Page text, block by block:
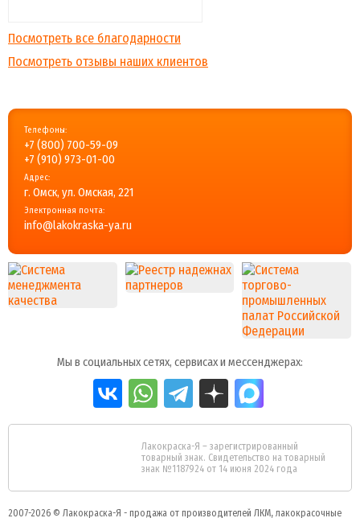
Посмотреть все благодарности
Посмотреть отзывы наших клиентов
Телефоны:
+7 (800) 700-59-09
+7 (910) 973-01-00
Адрес:
г. Омск, ул. Омская, 221
Электронная почта:
info@lakokraska-ya.ru
Мы в социальных сетях, сервисах и мессенджерах:
Лакокраска-Я – зарегистрированный
товарный знак. Свидетельство на товарный
знак №1187924 от 14 июня 2024 года
2007-2026 © Лакокраска-Я - продажа от производителей ЛКМ, лакокрасочные